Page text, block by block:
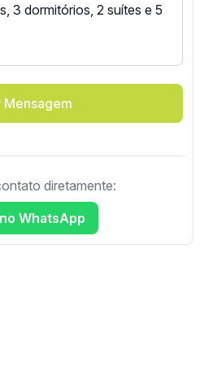
Mensagem
diretamente:
WhatsApp